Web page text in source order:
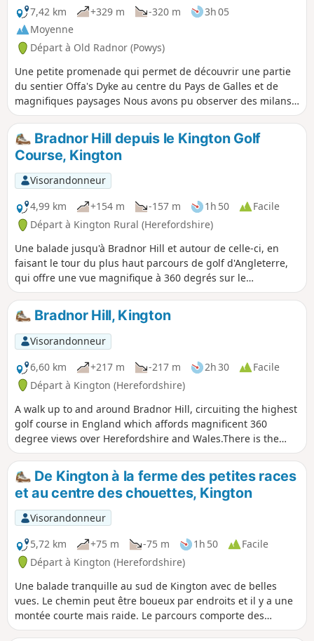
7,42 km
+329 m -320 m
3h 05
Moyenne
Départ à Old Radnor (Powys)
Une petite promenade qui permet de découvrir une partie
du sentier Offa's Dyke au centre du Pays de Galles et de
magnifiques paysages Nous avons pu observer des milans
royaux qui volaient très près de nous, divers oiseaux
eurasiens, des lapins et les moutons habituels. L'itinéraire
est très bien balisé, sauf au départ... En remontant la route
depuis le départ, vous devez rester à gauche dans une
impasse avec une grande grange en cours de rénovation
(les travaux sont toujours en cours) sur votre droite, puis
continuer vers la propriété en face de vous. Lorsque vous
ne pouvez plus avancer, vous trouverez sur votre gauche
une allée menant à une maison... traversez l'allée et tournez
immédiatement à droite (il y a un panneau en bois
indiquant « Bridleway », mais il est caché dans la haie
envahissante) et suivez la limite jusqu'à ce que vous voyiez
un portail. C'est le chemin qui est balisé à partir de là...
nous avons eu du mal au début à trouver le début du
chemin, mais le propriétaire est sorti pour nous aider à
trouver la bonne direction... Je n'ai donné qu'une note
moyenne car la première partie est une longue montée très
raide.
Bradnor Hill depuis le Kington Golf
Course, Kington
Visorandonneur
4,99 km
+154 m -157 m 1h 50
Facile
Départ à Kington Rural (Herefordshire)
Une balade jusqu'à Bradnor Hill et autour de celle-ci, en
faisant le tour du plus haut parcours de golf d'Angleterre,
qui offre une vue magnifique à 360 degrés sur le
Herefordshire et le Pays de Galles. Cette balade traverse et
passe à proximité du Kington Golf Course : soyez prêt à
attendre et à céder le passage aux golfeurs.
Bradnor Hill, Kington
Visorandonneur
6,60 km
+217 m -217 m 2h 30
Facile
Départ à Kington (Herefordshire)
A walk up to and around Bradnor Hill, circuiting the highest
golf course in England which affords magnificent 360
degree views over Herefordshire and Wales.There is the
option of driving to the club house to avoid the steep climb
up and descent. This walk crosses and goes close to
Kington Golf Course: be prepared to wait and give way to
golfers.
De Kington à la ferme des petites races
et au centre des chouettes, Kington
Visorandonneur
5,72 km
+75 m -75 m 1h 50
Facile
Départ à Kington (Herefordshire)
Une balade tranquille au sud de Kington avec de belles
vues. Le chemin peut être boueux par endroits et il y a une
montée courte mais raide. Le parcours comporte des
échaliers et des portails.